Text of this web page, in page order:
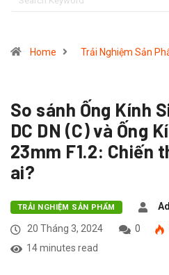
Home Trải Nghiệm Sản
So sánh Ống Kính
DC DN (C) và Ống
23mm F1.2: Chiến
ai?
TRẢI NGHIỆM SẢN PHẨM
20 Tháng 3, 2024
0
14 minutes read